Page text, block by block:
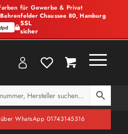
für Gewerbe & Privat
Chaussee 80, Hamburg
SSL
sicher
WhatsApp 01743145316